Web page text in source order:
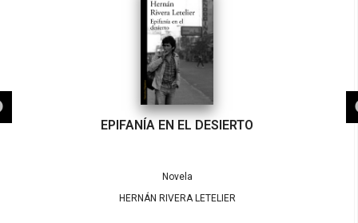
DIBUJOS DE HIROSHIMA
Novela
MARCELO SIMONETTI